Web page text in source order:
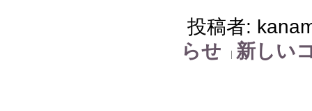
投稿者:
らせ
新しい